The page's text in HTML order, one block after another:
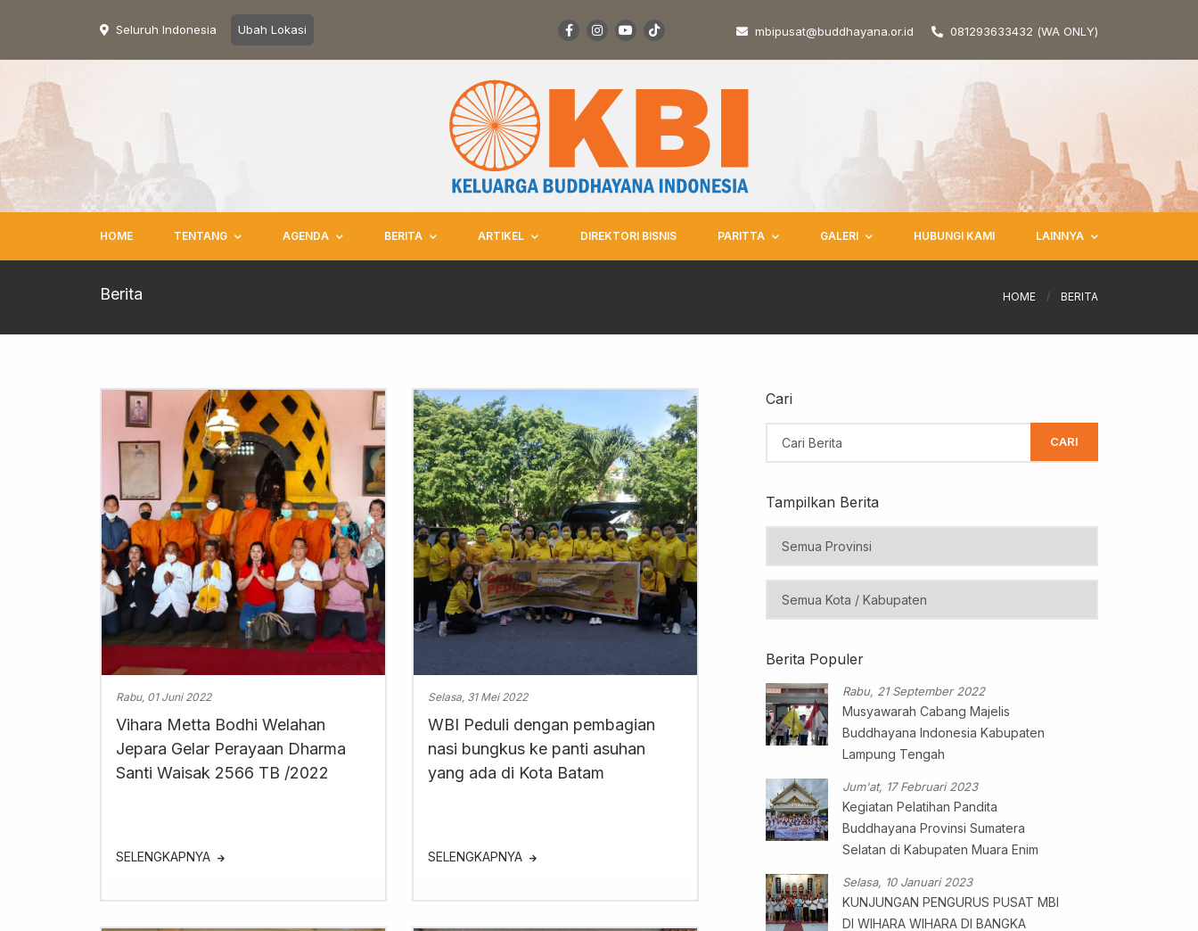
Seluruh Indonesia Ubah Lokasi mbipusat@buddhayana.or.id 081293633432 (WA ONLY)
HOME TENTANG AGENDA BERITA ARTIKEL DIREKTORI BISNIS PARITTA GALERI HUBUNGI KAMI LAINNYA
Berita HOME / BERITA
Rabu, 01 Juni 2022
Vihara Metta Bodhi Welahan
Jepara Gelar Perayaan Dharma
Santi Waisak 2566 TB /2022
SELENGKAPNYA
Selasa, 31 Mei 2022
WBI Peduli dengan pembagian
nasi bungkus ke panti asuhan
yang ada di Kota Batam
SELENGKAPNYA
Cari
CARI
Tampilkan Berita
Berita Populer
Rabu, 21 September 2022
Musyawarah Cabang Majelis
Buddhayana Indonesia Kabupaten
Lampung Tengah
Jum'at, 17 Februari 2023
Kegiatan Pelatihan Pandita
Buddhayana Provinsi Sumatera
Selatan di Kabupaten Muara Enim
Selasa, 10 Januari 2023
KUNJUNGAN PENGURUS PUSAT MBI
DI WIHARA WIHARA DI BANGKA